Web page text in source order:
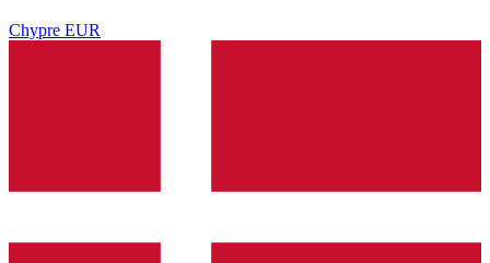
Chypre EUR